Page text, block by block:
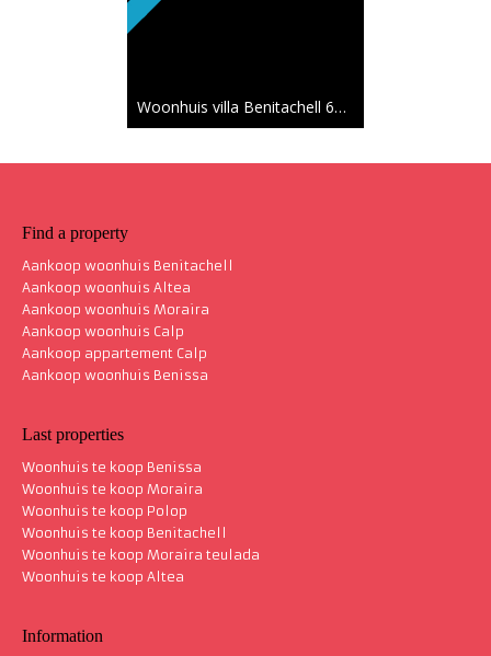
Woonhuis villa Benitachell 615 m²
Woonhuis villa Benitachell
Find a property
Aankoop woonhuis Benitachell
Aankoop woonhuis Altea
Aankoop woonhuis Moraira
Aankoop woonhuis Calp
Aankoop appartement Calp
Aankoop woonhuis Benissa
Last properties
Woonhuis te koop Benissa
Woonhuis te koop Moraira
Woonhuis te koop Polop
Woonhuis te koop Benitachell
Woonhuis te koop Moraira teulada
Woonhuis te koop Altea
Information